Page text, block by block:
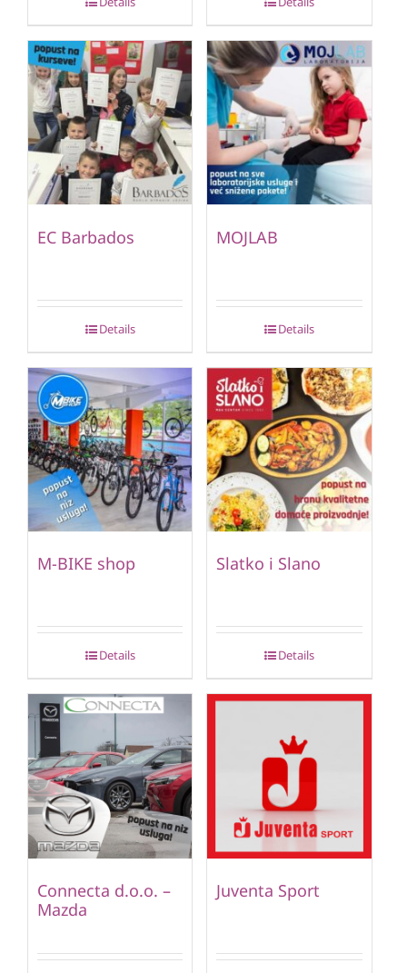
EC Barbados
Details
MOJLAB
Details
M-BIKE shop
Details
Slatko i Slano
Details
Connecta d.o.o. –
Mazda
Juventa Sport